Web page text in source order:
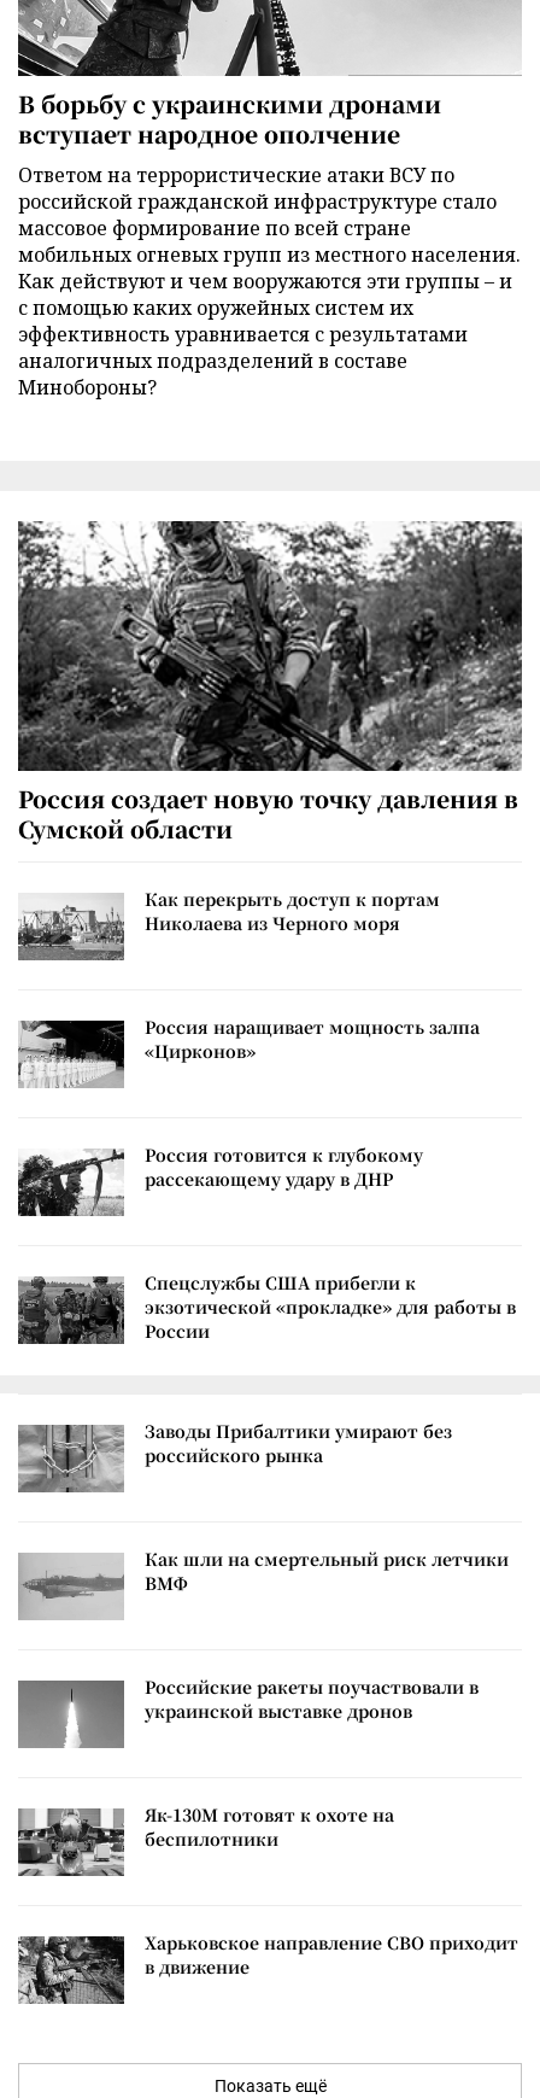
В борьбу с украинскими дронами
вступает народное ополчение
Ответом на террористические атаки ВСУ по
российской гражданской инфраструктуре стало
массовое формирование по всей стране
мобильных огневых групп из местного населения.
Как действуют и чем вооружаются эти группы – и
с помощью каких оружейных систем их
эффективность уравнивается с результатами
аналогичных подразделений в составе
Минобороны?
Россия создает новую точку давления в
Сумской области
Как перекрыть доступ к портам
Николаева из Черного моря
Россия наращивает мощность залпа
«Цирконов»
Россия готовится к глубокому
рассекающему удару в ДНР
Спецслужбы США прибегли к
экзотической «прокладке» для работы в
России
Заводы Прибалтики умирают без
российского рынка
Как шли на смертельный риск летчики
ВМФ
Российские ракеты поучаствовали в
украинской выставке дронов
Як-130М готовят к охоте на
беспилотники
Харьковское направление СВО приходит
в движение
Показать ещё